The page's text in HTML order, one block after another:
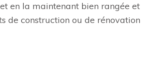
en la maintenant bien rangée et
de construction ou de rénovation